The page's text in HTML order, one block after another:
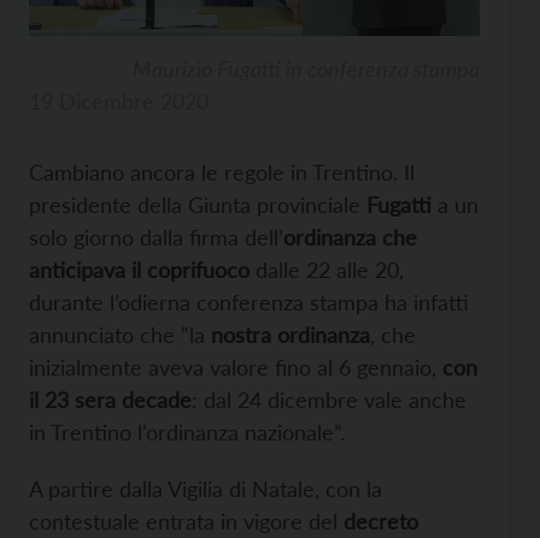
Cambiano ancora le regole in Trentino. Il
presidente della Giunta provinciale Fugatti a un
solo giorno dalla firma dell’ordinanza che
anticipava il coprifuoco dalle 22 alle 20,
durante l’odierna conferenza stampa ha infatti
annunciato che “la nostra ordinanza , che
inizialmente aveva valore fino al 6 gennaio, con
il 23 sera decade: dal 24 dicembre vale anche
in Trentino l’ordinanza nazionale”.
A partire dalla Vigilia di Natale, con la
contestuale entrata in vigore del decreto